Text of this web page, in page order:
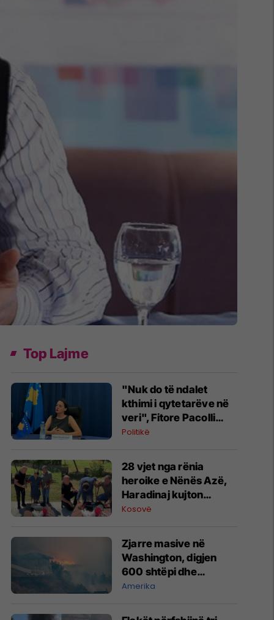
Top Lajme
"Nuk do të ndalet
kthimi i qytetarëve në
veri", Fitore Pacolli
dënon sulmin ndaj
Zveçan
Politikë
28 vjet nga rënia
heroike e Nënës Azë,
Haradinaj kujton
sakrificën e saj
Kosovë
Zjarre masive në
Washington, digjen
600 shtëpi dhe
biznese - evakuohen
Amerika